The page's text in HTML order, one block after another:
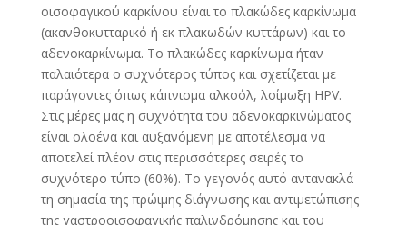
οισοφαγικού καρκίνου είναι το πλακώδες καρκίνωμα
(ακανθοκυτταρικό ή εκ πλακωδών κυττάρων) και το
αδενοκαρκίνωμα. Το πλακώδες καρκίνωμα ήταν
παλαιότερα ο συχνότερος τύπος και σχετίζεται με
παράγοντες όπως κάπνισμα αλκοόλ, λοίμωξη HPV.
Στις μέρες μας η συχνότητα του αδενοκαρκινώματος
είναι ολοένα και αυξανόμενη με αποτέλεσμα να
αποτελεί πλέον στις περισσότερες σειρές το
συχνότερο τύπο (60%). Το γεγονός αυτό αντανακλά
τη σημασία της πρώιμης διάγνωσης και αντιμετώπισης
της γαστροοισοφαγικής παλινδρόμησης και του